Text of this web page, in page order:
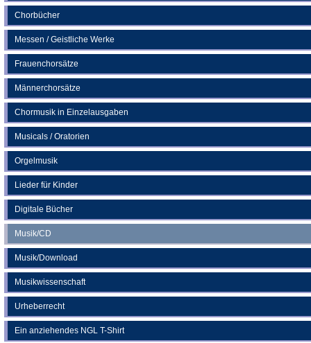
Chorbücher
Messen / Geistliche Werke
Frauenchorsätze
Männerchorsätze
Chormusik in Einzelausgaben
Musicals / Oratorien
Orgelmusik
Lieder für Kinder
Digitale Bücher
Musik/CD
Musik/Download
Musikwissenschaft
Urheberrecht
Ein anziehendes NGL T-Shirt